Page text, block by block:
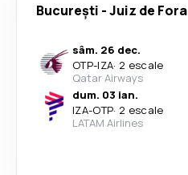
București -Juiz de Fora
sâm. 26 dec.
OTP-IZA· 2 escale
Qatar Airways
dum. 03 ian.
IZA-OTP· 2 escale
LATAM Airlines